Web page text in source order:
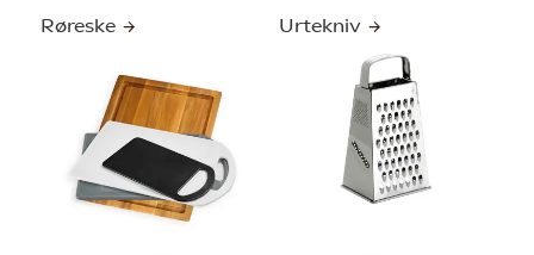
Røreske Urtekniv